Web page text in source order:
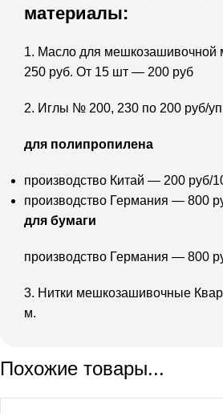
материалы:
1. Масло для
250 руб. От 15 шт — 200 руб
2. Иглы № 200, 230 по 200 руб/уп
для полипропилена
производство Китай — 200 руб/
производство Германия — 800
для бумаги
производство Германия — 800
3. Нитки мешкозашивочные
м.
Похожие товары...